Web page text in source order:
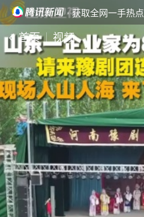
· 获取全网一手热点
首页 视频